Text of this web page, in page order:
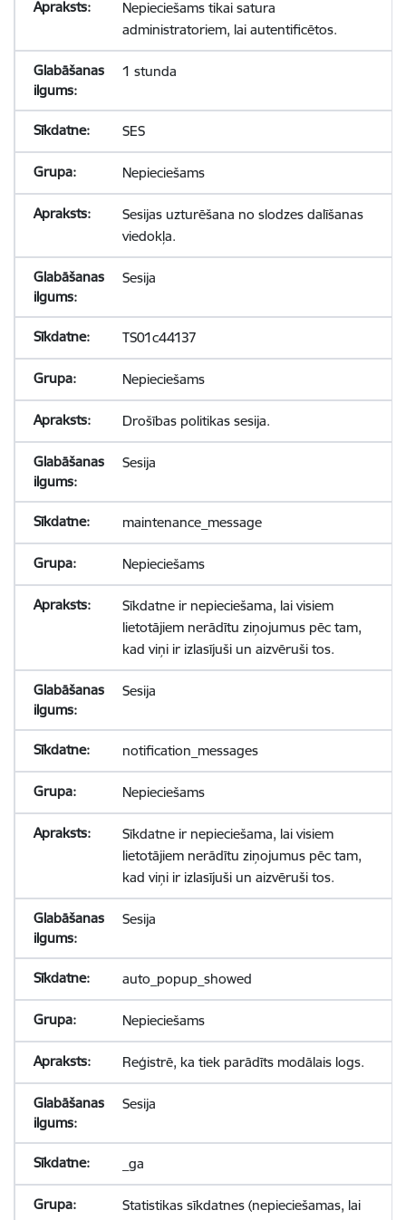
Nepieciešams tikai satura
administratoriem, lai autentificētos.
1 stunda
SES
Nepieciešams
Sesijas uzturēšana no slodzes dalīšanas
viedokļa.
Sesija
TS01c44137
Nepieciešams
Drošības politikas sesija.
Sesija
maintenance_message
Nepieciešams
Sīkdatne ir nepieciešama, lai visiem
lietotājiem nerādītu ziņojumus pēc tam,
kad viņi ir izlasījuši un aizvēruši tos.
Sesija
notification_messages
Nepieciešams
Sīkdatne ir nepieciešama, lai visiem
lietotājiem nerādītu ziņojumus pēc tam,
kad viņi ir izlasījuši un aizvēruši tos.
Sesija
auto_popup_showed
Nepieciešams
Reģistrē, ka tiek parādīts modālais logs.
Sesija
_ga
Statistikas sīkdatnes (nepieciešamas, lai